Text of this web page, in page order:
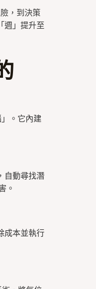
，到決策
週」提升至
。它內建
自動尋找潛
。
成本並執行